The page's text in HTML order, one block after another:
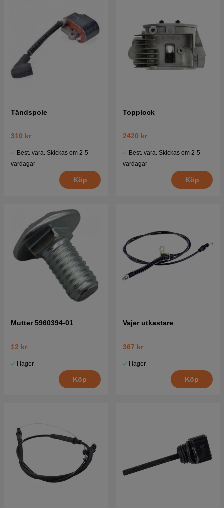
Tändspole
310 kr
Best. vara. Skickas om 2-5
vardagar
Köp
Topplock
2420 kr
Best. vara. Skickas om 2-5
vardagar
Köp
Mutter 5960394-01
12 kr
I lager
Köp
Vajer utkastare
367 kr
I lager
Köp